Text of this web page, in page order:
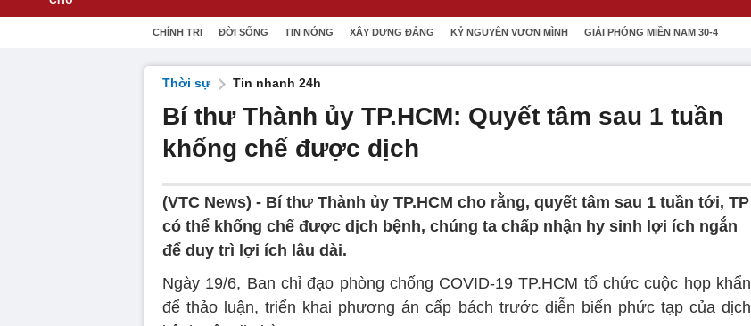
CHÍNH TRỊ ĐỜI SỐNG TIN NÓNG XÂY DỰNG ĐẢNG KỶ NGUYÊN VƯƠN MÌNH GIẢI PHÓNG MIỀN NAM 30-4
Thời sự Tin nhanh 24h
Bí thư Thành ủy TP.HCM: Quyết tâm sau 1 tuần
khống chế được dịch
(VTC News) - Bí thư Thành ủy TP.HCM cho rằng, quyết tâm sau 1 tuần tới, TP
có thể khống chế được dịch bệnh, chúng ta chấp nhận hy sinh lợi ích ngắn
để duy trì lợi ích lâu dài.
Ngày 19/6, Ban chỉ đạo phòng chống COVID-19 TP.HCM tổ chức cuộc họp khẩn
để thảo luận, triển khai phương án cấp bách trước diễn biến phức tạp của dịch